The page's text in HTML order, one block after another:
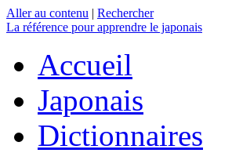
Aller au contenu | Rechercher
La référence pour apprendre le japonais
Accueil
Japonais
Dictionnaires